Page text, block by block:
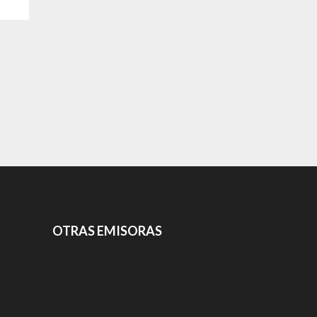
OTRAS EMISORAS